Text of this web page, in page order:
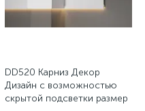
DD520 Карниз Декор
Дизайн с возможностью
скрытой подсветки размер